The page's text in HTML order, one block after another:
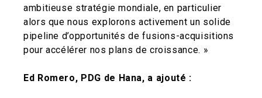
ambitieuse stratégie mondiale, en particulier
alors que nous explorons activement un solide
pipeline d’opportunités de fusions-acquisitions
pour accélérer nos plans de croissance. »
Ed Romero, PDG de Hana, a ajouté :